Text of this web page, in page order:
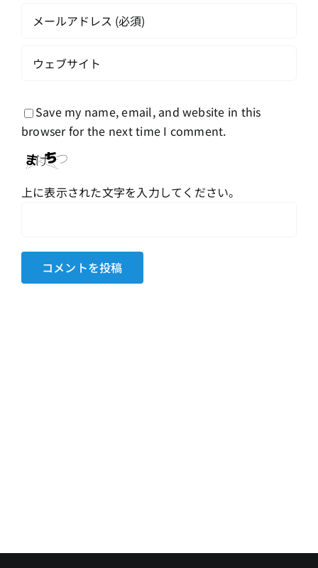
Save my name, email, and website in this
browser for the next time I comment.
上に表示された文字を入力してください。